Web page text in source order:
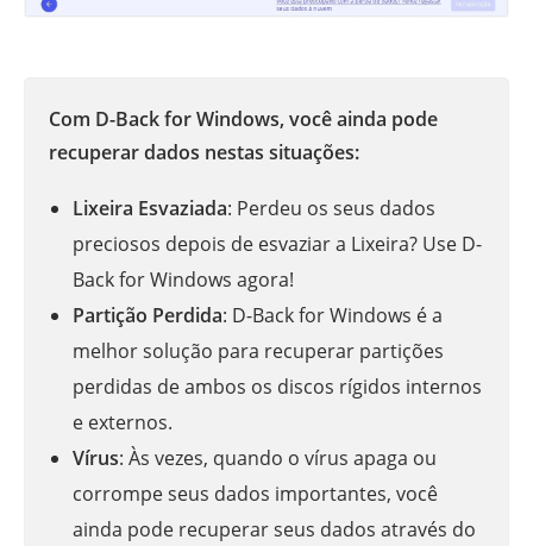
Com D-Back for Windows, você ainda pode
recuperar dados nestas situações:
Lixeira Esvaziada: Perdeu os seus dados
preciosos depois de esvaziar a Lixeira? Use D-
Back for Windows agora!
Partição Perdida: D-Back for Windows é a
melhor solução para recuperar partições
perdidas de ambos os discos rígidos internos
e externos.
Vírus: Às vezes, quando o vírus apaga ou
corrompe seus dados importantes, você
ainda pode recuperar seus dados através do